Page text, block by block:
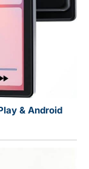
& Android